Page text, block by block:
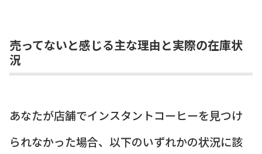
売ってないと感じる主な理由と実際の在庫状
況
あなたが店舗でインスタントコーヒーを見つけ
られなかった場合、以下のいずれかの状況に該